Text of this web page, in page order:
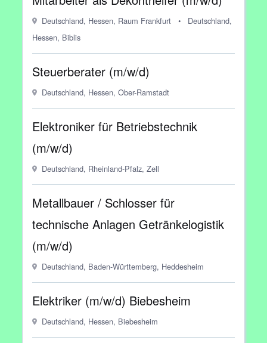
Deutschland, Hessen, Raum Frankfurt •
Deutschland,
Hessen, Biblis
Steuerberater (m/w/d)
Deutschland, Hessen, Ober-Ramstadt
Elektroniker für Betriebstechnik
(m/w/d)
Deutschland, Rheinland-Pfalz, Zell
Metallbauer / Schlosser für
technische Anlagen Getränkelogistik
(m/w/d)
Deutschland, Baden-Württemberg, Heddesheim
Elektriker (m/w/d) Biebesheim
Deutschland, Hessen, Biebesheim